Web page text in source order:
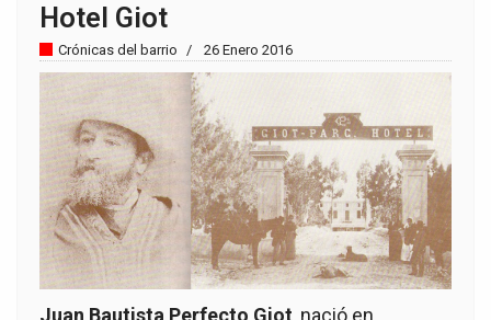
Hotel Giot
Crónicas del barrio 26 Enero 2016
Juan Bautista Perfecto Giot , nació en